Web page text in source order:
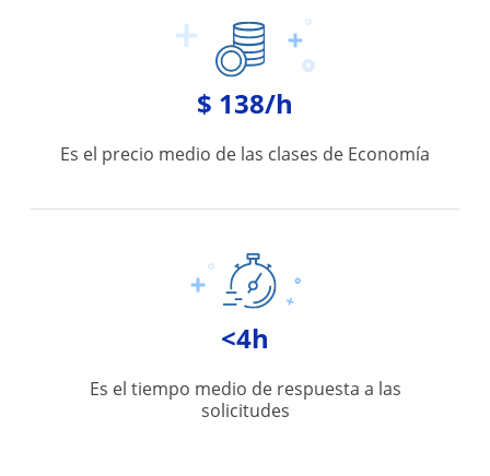
$ 138/h
Es el precio medio de las clases de Economía
<4h
Es el tiempo medio de respuesta a las
solicitudes